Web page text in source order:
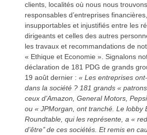
clients, localités où nous nous
responsables d’entreprises
insupportables et injustifiés entre les
dirigeants et celles des autres
les travaux et recommandations de
« Ethique et Economie ». Signalons
déclaration de 181 PDG de grands
19 août dernier : « Les entreprises
dans la société ? 181 grands «
ceux d’Amazon, General Motors,
ou « JPMorgan, ont tranché. Le lobby
Roundtable, qui les représente, a «
d’être’’ de ces sociétés. Et remis en